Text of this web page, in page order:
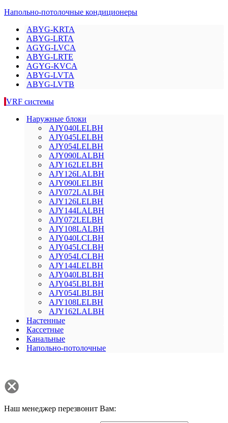
Напольно-потолочные кондиционеры
ABYG-KRTA
ABYG-LRTA
AGYG-LVCA
ABYG-LRTE
AGYG-KVCA
ABYG-LVTA
ABYG-LVTB
VRF системы
Наружные блоки
AJY040LELBH
AJY045LELBH
AJY054LELBH
AJY090LALBH
AJY162LELBH
AJY126LALBH
AJY090LELBH
AJY072LALBH
AJY126LELBH
AJY144LALBH
AJY072LELBH
AJY108LALBH
AJY040LCLBH
AJY045LCLBH
AJY054LCLBH
AJY144LELBH
AJY040LBLBH
AJY045LBLBH
AJY054LBLBH
AJY108LELBH
AJY162LALBH
Настенные
Кассетные
Канальные
Напольно-потолочные
Наш менеджер перезвонит Вам: